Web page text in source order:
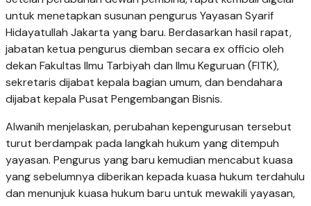
untuk menetapkan susunan pengurus Yayasan Syarif
Hidayatullah Jakarta yang baru. Berdasarkan hasil rapat,
jabatan ketua pengurus diemban secara ex officio oleh
dekan Fakultas Ilmu Tarbiyah dan Ilmu Keguruan (FITK),
sekretaris dijabat kepala bagian umum, dan bendahara
dijabat kepala Pusat Pengembangan Bisnis.
Alwanih menjelaskan, perubahan kepengurusan tersebut
turut berdampak pada langkah hukum yang ditempuh
yayasan. Pengurus yang baru kemudian mencabut kuasa
yang sebelumnya diberikan kepada kuasa hukum terdahulu
dan menunjuk kuasa hukum baru untuk mewakili yayasan,